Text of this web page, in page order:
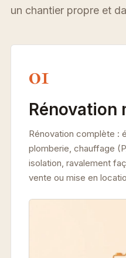
un chantier propre et
01
Rénovation
Rénovation complète :
plomberie, chauffage
isolation, ravalement
vente ou mise en